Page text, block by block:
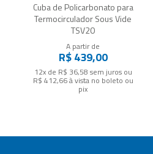
Cuba de Policarbonato para
Termocirculador Sous Vide
TSV20
A partir de
R$ 439,00
12x de R$ 36,58 sem jurosou
R$ 412,66à vista no boleto ou
pix